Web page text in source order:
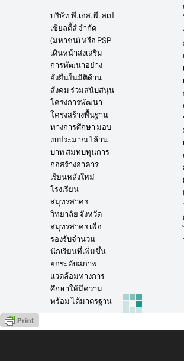
บริษัท พี.เอส.พี. สเป
เชียลตี้ส์ จำกัด
(มหาชน) หรือ PSP
เดินหน้าส่งเสริม
การพัฒนาอย่าง
ยั่งยืนในมิติด้าน
สังคม ร่วมสนับสนุน
โครงการพัฒนา
โครงสร้างพื้นฐาน
ทางการศึกษา มอบ
งบประมาณ 1 ล้าน
บาท สมทบทุนการ
ก่อสร้างอาคาร
เรียนหลังใหม่
โรงเรียน
สมุทรสาคร
วิทยาลัย จังหวัด
สมุทรสาคร เพื่อ
รองรับจำนวน
นักเรียนที่เพิ่มขึ้น
ยกระดับสภาพ
แวดล้อมทางการ
ศึกษาให้มีความ
พร้อม ได้มาตรฐาน